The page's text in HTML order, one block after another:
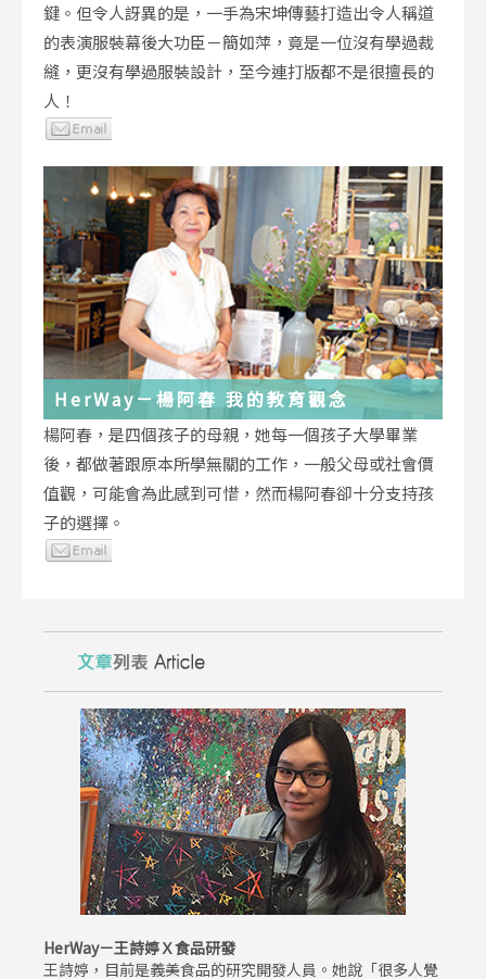
鍵。但令人訝異的是，一手為宋坤傳藝打造出令人稱道
的表演服裝幕後大功臣－簡如萍，竟是一位沒有學過裁
縫，更沒有學過服裝設計，至今連打版都不是很擅長的
人！
HerWay－楊阿春 我的教育觀念
楊阿春，是四個孩子的母親，她每一個孩子大學畢業
後，都做著跟原本所學無關的工作，一般父母或社會價
值觀，可能會為此感到可惜，然而楊阿春卻十分支持孩
子的選擇。
HerWay－王詩婷Ｘ食品研發
王詩婷，目前是義美食品的研究開發人員。她說「很多人覺